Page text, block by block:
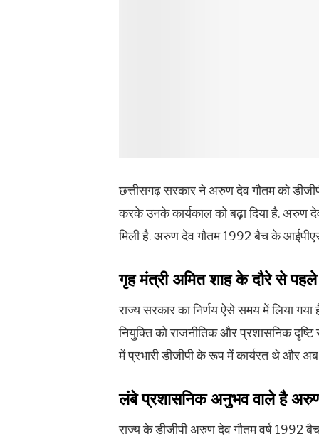
छत्तीसगढ़ सरकार ने अरुण देव गौतम को
करके उनके कार्यकाल को बढ़ा दिया है. अरुण
मिली है. अरुण देव गौतम 1992 बैच के
गृह मंत्री अमित शाह के दौरे से पहले
राज्य सरकार का निर्णय ऐसे समय में लिया
नियुक्ति को राजनीतिक और प्रशासनिक
में प्रभारी डीजीपी के रूप में कार्यरत थे और अब
लंबे प्रशासनिक अनुभव वाले है
राज्य के डीजीपी अरुण देव गौतम वर्ष 1992